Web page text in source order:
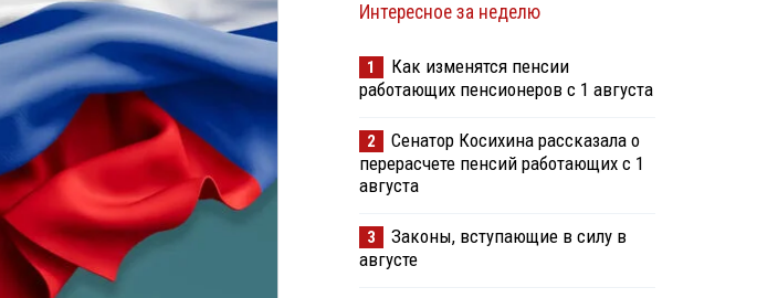
Интересное за неделю
1
Как изменятся пенсии
работающих пенсионеров с 1 августа
2
Сенатор Косихина рассказала о
перерасчете пенсий работающих с 1
августа
3
Законы, вступающие в силу в
августе